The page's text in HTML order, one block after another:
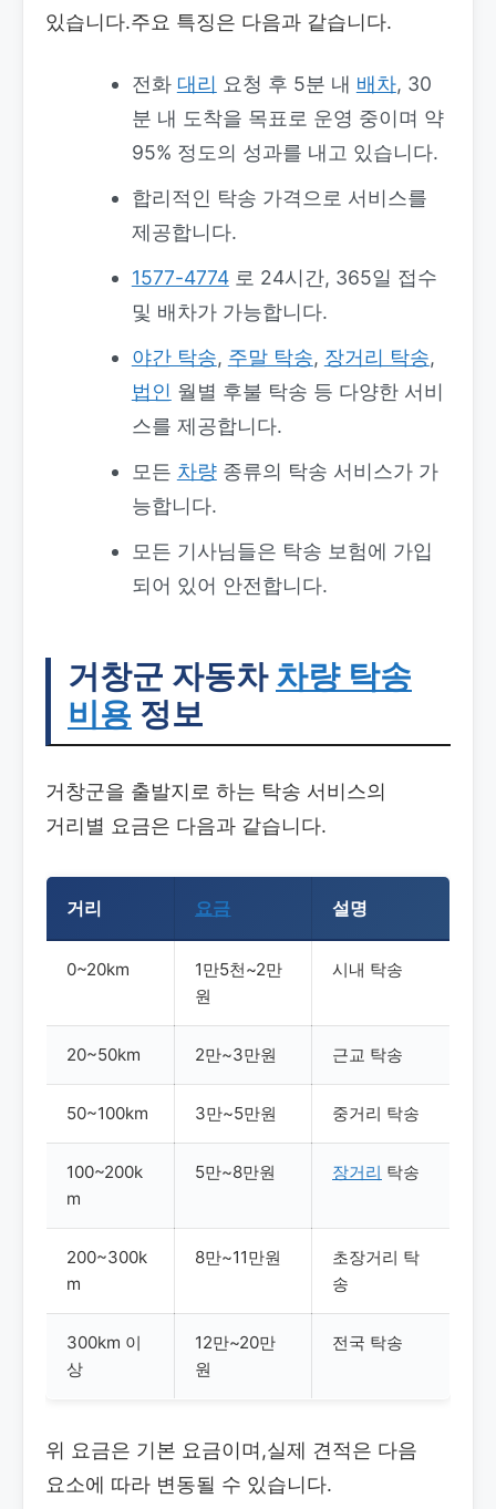
있습니다.주요 특징은 다음과 같습니다.
전화 대리 요청 후 5분 내 배차, 30
분 내 도착을 목표로 운영 중이며 약
95% 정도의 성과를 내고 있습니다.
합리적인 탁송 가격으로 서비스를
제공합니다.
1577-4774로 24시간, 365일 접수
및 배차가 가능합니다.
야간 탁송, 주말 탁송, 장거리 탁송,
법인 월별 후불 탁송 등 다양한 서비
스를 제공합니다.
모든 차량종류의 탁송 서비스가 가
능합니다.
모든 기사님들은 탁송 보험에 가입
되어 있어 안전합니다.
거창군 자동차 차량 탁송
비용 정보
거창군을 출발지로 하는 탁송 서비스의
거리별 요금은 다음과 같습니다.
거리 요금 설명
0~20km
1만5천~2만
원
시내 탁송
20~50km 2만~3만원 근교 탁송
50~100km 3만~5만원 중거리 탁송
100~200k
m
5만~8만원 장거리 탁송
200~300k
m
8만~11만원
초장거리 탁
송
300km 이
상
12만~20만
원
전국 탁송
위 요금은 기본 요금이며,실제 견적은 다음
요소에 따라 변동될 수 있습니다.